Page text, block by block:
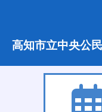
高知市立中央公